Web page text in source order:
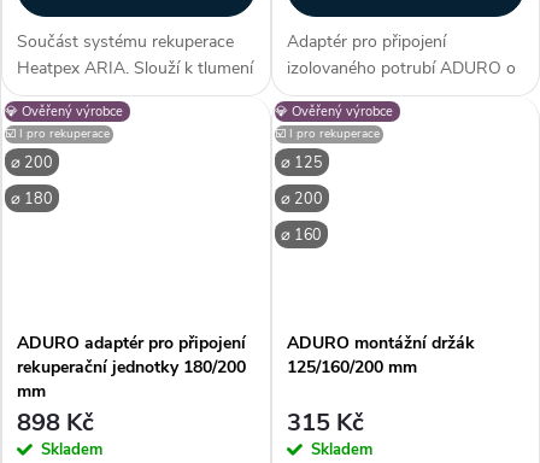
Součást systému rekuperace
Heatpex ARIA. Slouží k tlumení
hluku a pomáhá seřídit
ventilační systém aby nedošlo k
jeho náhodnému vychýlení.
Snadná instalace do potrubí...
Adaptér pro připojení
izolovaného potrubí ADURO o
průměru 160 mm k rekuperační
jednotce s průměrem připojení
150 mm. Adaptér se umisťuje
na vnější stranu hrdla
jednotky....
💎 Ověřený výrobce
⌀ 200
⌀ 180
☑️ I pro rekuperace
ADURO adaptér pro připojení
rekuperační jednotky 180/200
mm
898 Kč
Skladem
⌀ 125
💎 Ověřený výrobce
⌀ 200
⌀ 160
☑️ I pro rekuperace
ADURO montážní držák
125/160/200 mm
315 Kč
Skladem